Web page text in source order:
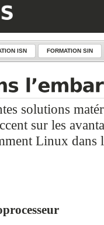
ISN FORMATION SIN
solutions
sur les
Linux dans